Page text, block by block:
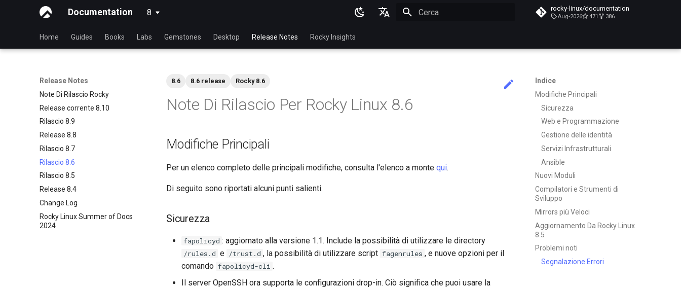
Documentation 8 latest
Español
한국어
rocky-linux/documentation
Aug-2026 471 386
Home Guides Books Labs Gemstones Desktop Release Notes Rocky Insights
Release Notes
Note Di Rilascio Rocky
Release corrente 8.10
Rilascio 8.9
Release 8.8
Rilascio 8.7
Rilascio 8.6
Rilascio 8.5
Release 8.4
Change Log
Rocky Linux Summer of Docs
2024
Indice
Modifiche Principali
Sicurezza
Web e Programmazione
Gestione delle identità
Servizi Infrastrutturali
Ansible
Nuovi Moduli
Compilatori e Strumenti di
Sviluppo
Mirrors più Veloci
Aggiornamento Da Rocky Linux
8.5
Problemi noti
Segnalazione Errori
8.6 8.6 release Rocky 8.6
Note Di Rilascio Per Rocky Linux 8.6
Modifiche Principali
Per un elenco completo delle principali modifiche, consulta l'elenco a monte qui.
Di seguito sono riportati alcuni punti salienti.
Sicurezza
fapolicyd : aggiornato alla versione 1.1. Include la possibilità di utilizzare le directory
/rules.d e /trust.d , la possibilità di utilizzare script fagenrules , e nuove opzioni per il
comando fapolicyd-cli .
Il server OpenSSH ora supporta le configurazioni drop-in. Ciò significa che puoi usare la